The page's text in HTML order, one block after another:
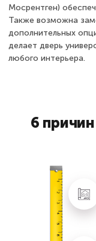
Мосрентген)
Также возможна
дополнительных
делает дверь
любого интерьера.
6